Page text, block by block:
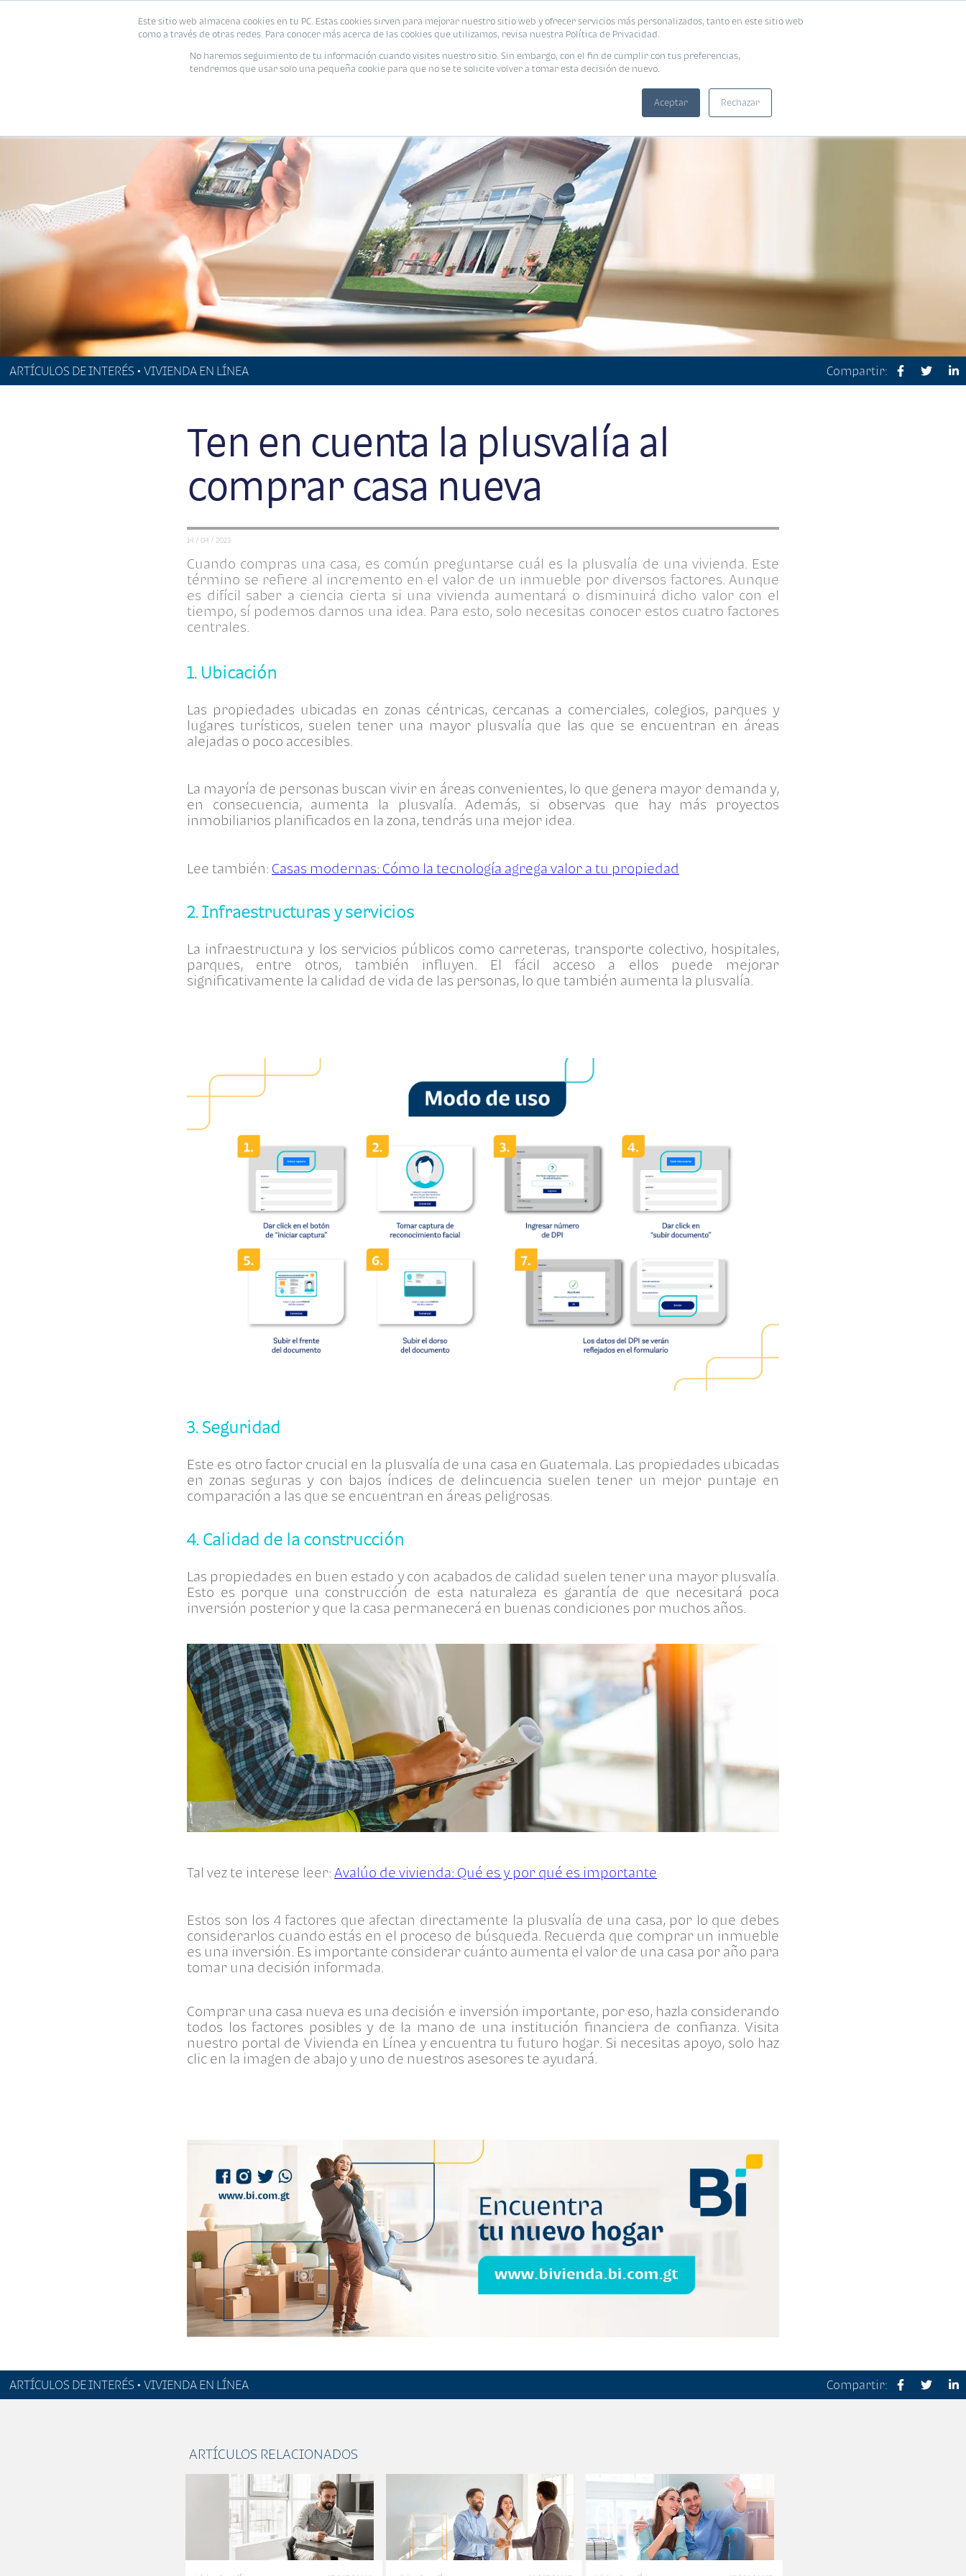
Este sitio web almacena cookies en tu PC. Estas cookies sirven para mejorar nuestro sitio web y ofrecer servicios más personalizados, tanto en este sitio web
como a través de otras redes. Para conocer más acerca de las cookies que utilizamos, revisa nuestra Política de Privacidad.
No haremos seguimiento de tu información cuando visites nuestro sitio. Sin embargo, con el fin de cumplir con tus preferencias,
tendremos que usar solo una pequeña cookie para que no se te solicite volver a tomar esta decisión de nuevo.
Aceptar Rechazar
PROMOCIONES CALCULADORAS EBOOKS
ARTÍCULOS DE INTERÉS • VIVIENDA EN LÍNEA Compartir:
Ten en cuenta la plusvalía al
comprar casa nueva
14 / 04 / 2023
Cuando compras una casa, es común preguntarse cuál es la plusvalía de una vivienda. Este
término se refiere al incremento en el valor de un inmueble por diversos factores. Aunque
es difícil saber a ciencia cierta si una vivienda aumentará o disminuirá dicho valor con el
tiempo, sí podemos darnos una idea. Para esto, solo necesitas conocer estos cuatro factores
centrales.
1. Ubicación
Las propiedades ubicadas en zonas céntricas, cercanas a comerciales, colegios, parques y
lugares turísticos, suelen tener una mayor plusvalía que las que se encuentran en áreas
alejadas o poco accesibles.
La mayoría de personas buscan vivir en áreas convenientes, lo que genera mayor demanda y,
en consecuencia, aumenta la plusvalía. Además, si observas que hay más proyectos
inmobiliarios planificados en la zona, tendrás una mejor idea.
Lee también: Casas modernas: Cómo la tecnología agrega valor a tu propiedad
2. Infraestructuras y servicios
La infraestructura y los servicios públicos como carreteras, transporte colectivo, hospitales,
parques, entre otros, también influyen. El fácil acceso a ellos puede mejorar
significativamente la calidad de vida de las personas, lo que también aumenta la plusvalía.
3. Seguridad
Este es otro factor crucial en la plusvalía de una casa en Guatemala. Las propiedades ubicadas
en zonas seguras y con bajos índices de delincuencia suelen tener un mejor puntaje en
comparación a las que se encuentran en áreas peligrosas.
4. Calidad de la construcción
Las propiedades en buen estado y con acabados de calidad suelen tener una mayor plusvalía.
Esto es porque una construcción de esta naturaleza es garantía de que necesitará poca
inversión posterior y que la casa permanecerá en buenas condiciones por muchos años.
Tal vez te interese leer: Avalúo de vivienda: Qué es y por qué es importante
Estos son los 4 factores que afectan directamente la plusvalía de una casa, por lo que debes
considerarlos cuando estás en el proceso de búsqueda. Recuerda que comprar un inmueble
es una inversión. Es importante considerar cuánto aumenta el valor de una casa por año para
tomar una decisión informada.
Comprar una casa nueva es una decisión e inversión importante, por eso, hazla considerando
todos los factores posibles y de la mano de una institución financiera de confianza. Visita
nuestro portal de Vivienda en Línea y encuentra tu futuro hogar. Si necesitas apoyo, solo haz
clic en la imagen de abajo y uno de nuestros asesores te ayudará.
ARTÍCULOS DE INTERÉS • VIVIENDA EN LÍNEA Compartir:
ARTÍCULOS RELACIONADOS